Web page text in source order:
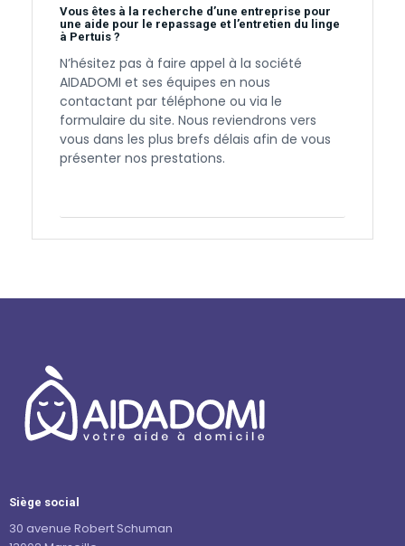
Vous êtes à la recherche d’une entreprise pour
une aide pour le repassage et l’entretien du linge
à Pertuis ?
N’hésitez pas à faire appel à la société
AIDADOMI et ses équipes en nous
contactant par téléphone ou via le
formulaire du site. Nous reviendrons vers
vous dans les plus brefs délais afin de vous
présenter nos prestations.
Siège social
30 avenue Robert Schuman